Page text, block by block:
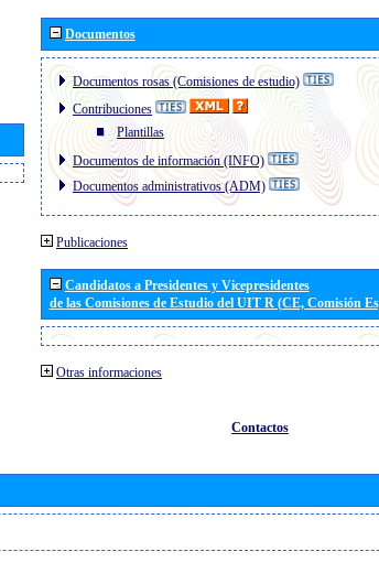
Documentos
Documentos rosas (Comisiones de estudio)
Contribuciones
Plantillas
Documentos de información (INFO)
Documentos administrativos (ADM)
Publicaciones
Candidatos a Presidentes y Vicepresidentes
de las Comisiones de Estudio del UIT R (CE, Comisión
Otras informaciones
Contactos